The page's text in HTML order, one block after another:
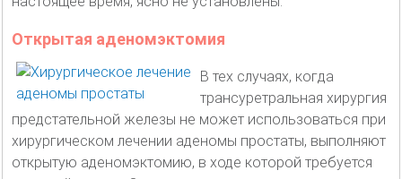
Открытая аденомэктомия
В тех случаях, когда
трансуретральная хирургия
предстательной железы не может использоваться при
хирургическом лечении аденомы простаты, выполняют
открытую аденомэктомию, в ходе которой требуется